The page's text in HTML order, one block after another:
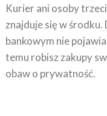
znajduje się w
bankowym nie pojawia
temu robisz zakupy
obaw o prywatność.